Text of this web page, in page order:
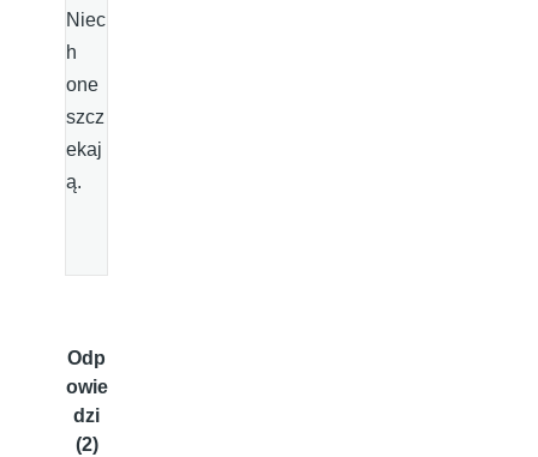
Niec
h
one
szcz
ekaj
ą.
Odp
owie
dzi
(2)